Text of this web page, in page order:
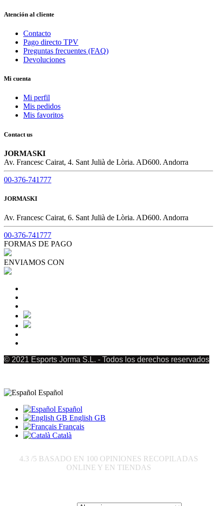
Atención al cliente
Contacto
Pago directo TPV
Preguntas frecuentes (FAQ)
Devoluciones
Mi cuenta
Mi perfil
Mis pedidos
Mis favoritos
Contact us
JORMASKI
Av. Francesc Cairat, 4. Sant Julià de Lòria. AD600. Andorra
00-376-741777
JORMASKI
Av. Francesc Cairat, 6. Sant Julià de Lòria. AD600. Andorra
00-376-741777
FORMAS DE PAGO
ENVIAMOS CON
© 2021 Esports Jorma S.L. - Todos los derechos reservados
Español
Español
English GB
Français
Català
4.3 /5 BASADO EN 100 OPINIONES RECOPILADAS
ONLINE Y EN TIENDAS